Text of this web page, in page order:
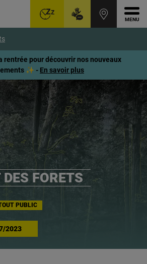
rentrée pour découvrir nos nouveaux
✨ - En savoir plus
FORETS
PUBLIC
2023